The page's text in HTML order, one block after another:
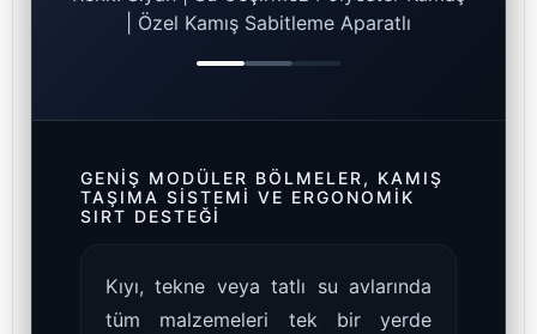
| Özel Kamış Sabitleme Aparatlı
GENIŞ MODÜLER BÖLMELER, KAMIŞ
TAŞIMA SISTEMI VE ERGONOMIK
SIRT DESTEĞI
Kıyı, tekne veya tatlı su avlarında
tüm malzemeleri tek bir yerde